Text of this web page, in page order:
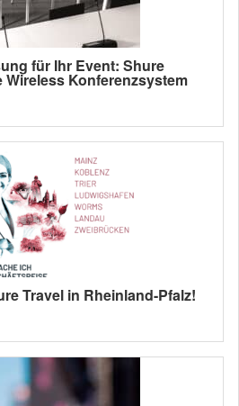
für Ihr Event: Shure
Konferenzsystem
Travel in Rheinland-Pfalz!